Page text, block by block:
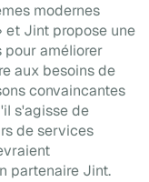
modernes
et Jint propose une
pour améliorer
aux besoins de
convaincantes
s'agisse de
de services
partenaire Jint.